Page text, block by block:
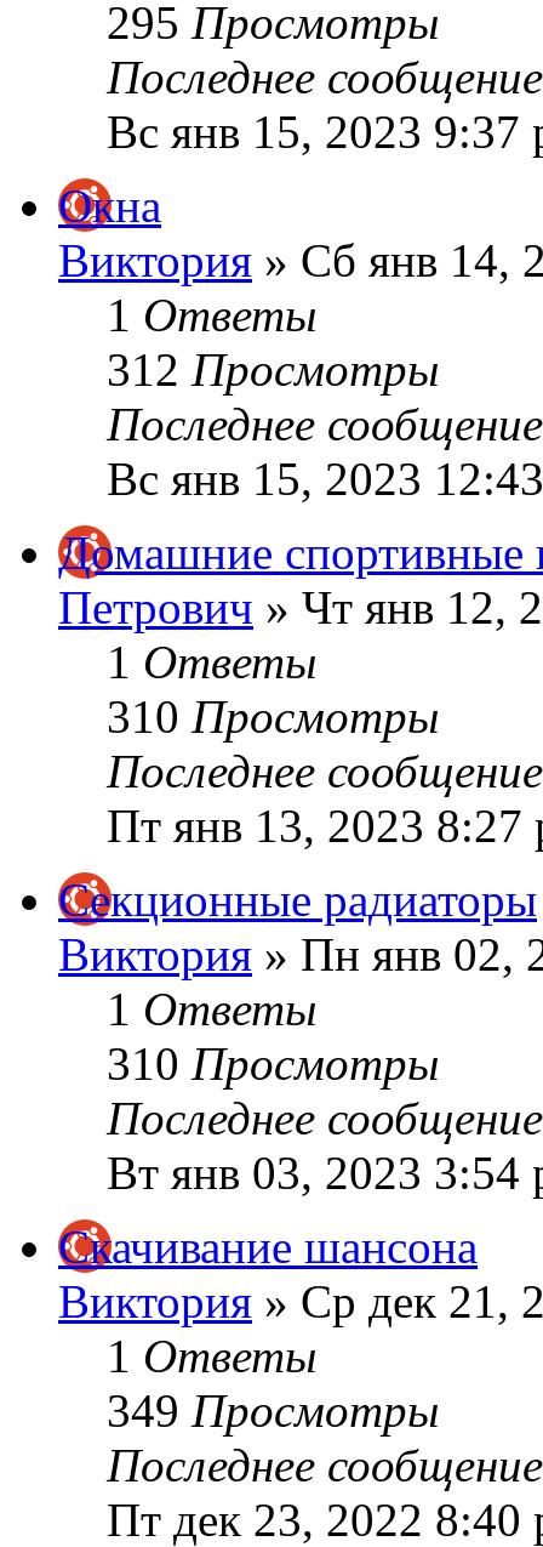
295 Просмотры
Последнее
Вс янв 15, 2023 9:37
Окна
Виктория » Сб янв 14,
1 Ответы
312 Просмотры
Последнее
Вс янв 15, 2023
Домашние спортивные
Петрович » Чт янв 12,
1 Ответы
310 Просмотры
Последнее
Пт янв 13, 2023 8:27
Секционные радиаторы
Виктория » Пн янв 02,
1 Ответы
310 Просмотры
Последнее
Вт янв 03, 2023 3:54
Скачивание шансона
Виктория » Ср дек 21,
1 Ответы
349 Просмотры
Последнее
Пт дек 23, 2022 8:40